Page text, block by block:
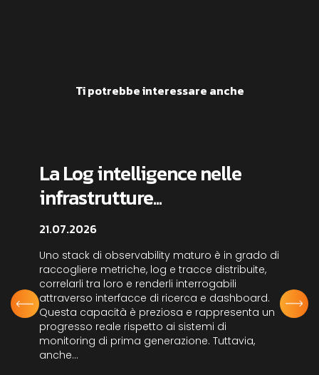
Ti potrebbe interessare anche
La Log intelligence nelle
infrastrutture...
21.07.2026
Uno stack di observability maturo è in grado di
raccogliere metriche, log e tracce distribuite,
correlarli tra loro e renderli interrogabili
attraverso interfacce di ricerca e dashboard.
Questa capacità è preziosa e rappresenta un
progresso reale rispetto ai sistemi di
monitoring di prima generazione. Tuttavia,
anche...